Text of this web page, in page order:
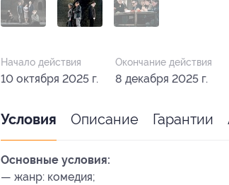
Начало действия
10 октября 2025 г.
Окончание действия
8 декабря 2025 г.
Условия Описание Гарантии
Основные условия:
— жанр: комедия;